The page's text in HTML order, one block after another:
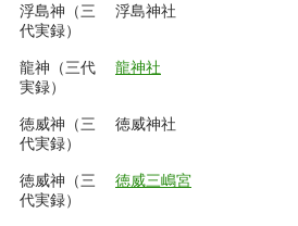
浮島神（三
代実録）
浮島神社
龍神（三代
実録）
龍神社
徳威神（三
代実録）
徳威神社
徳威神（三
代実録）
徳威三嶋宮